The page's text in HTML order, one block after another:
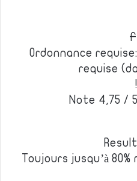
Ordonnance
requise
Note 4,75 /
Toujours jusqu’à